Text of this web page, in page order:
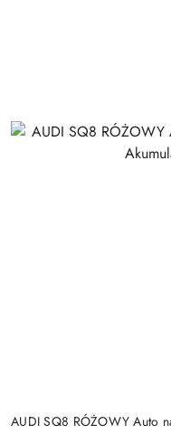
AUDI SQ8 RÓŻOWY Auto